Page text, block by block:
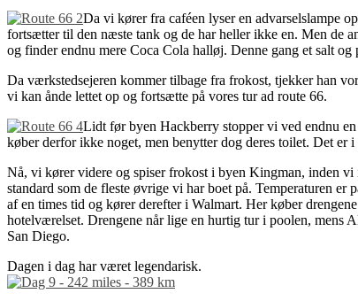
Da vi kører fra caféen lyser en advarselslampe
fortsætter til den næste tank og de har heller ikke en. Men de
og finder endnu mere Coca Cola halløj. Denne gang et salt
Da værkstedsejeren kommer tilbage fra frokost, tjekker han
vi kan ånde lettet op og fortsætte på vores tur ad route 66.
Lidt før byen Hackberry stopper vi ved endnu
køber derfor ikke noget, men benytter dog deres toilet. Det
Nå, vi kører videre og spiser frokost i byen Kingman, inden
standard som de fleste øvrige vi har boet på. Temperaturen
af en times tid og kører derefter i Walmart. Her køber
hotelværelset. Drengene når lige en hurtig tur i poolen, mens
San Diego.
Dagen i dag har været legendarisk.